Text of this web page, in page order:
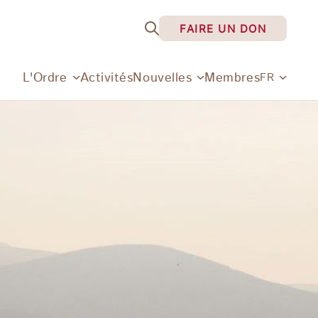
FAIRE UN DON
L'Ordre ActivitésNouvelles MembresFR